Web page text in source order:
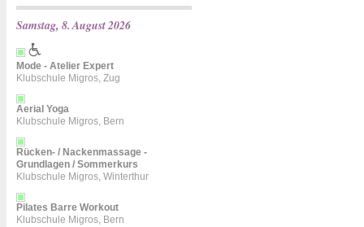
Samstag, 8. August 2026
Mode - Atelier Expert
Klubschule Migros, Zug
Aerial Yoga
Klubschule Migros, Bern
Rücken- / Nackenmassage -
Grundlagen / Sommerkurs
Klubschule Migros, Winterthur
Pilates Barre Workout
Klubschule Migros, Bern